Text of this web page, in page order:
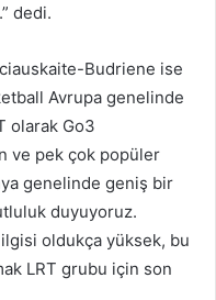
dedi.
Budriene ise
Avrupa genelinde
olarak Go3
ve pek çok popüler
genelinde geniş bir
duyuyoruz.
oldukça yüksek, bu
LRT grubu için son